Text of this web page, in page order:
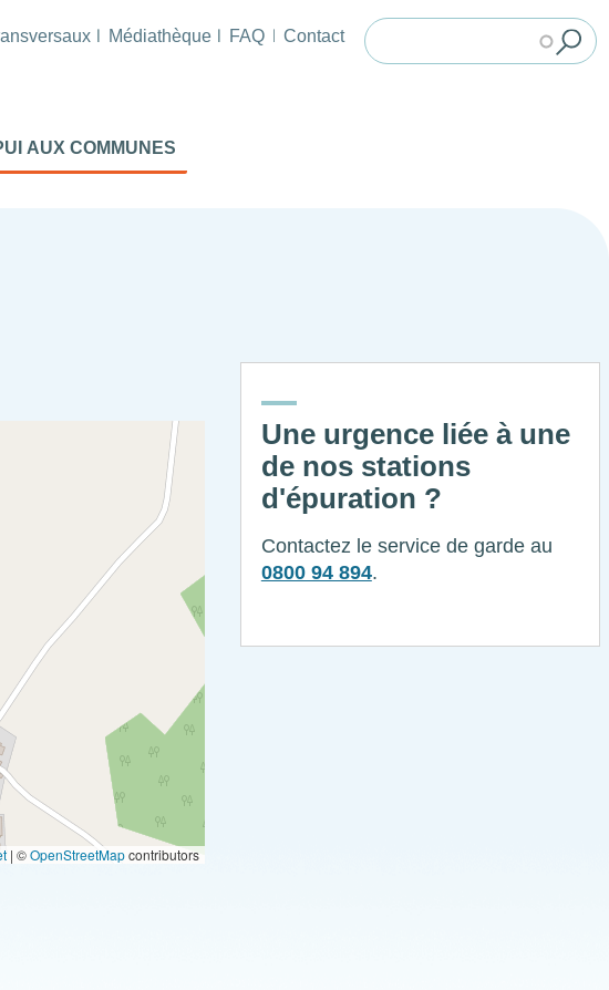
Médiathèque FAQ Contact
AUX COMMUNES
| ©OpenStreetMapcontributors
Une urgence liée à une
de nos stations
d'épuration ?
Contactez le service de garde au
0800 94 894.